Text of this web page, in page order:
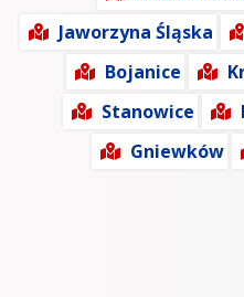
Jaworzyna Śląska
Bojanice
Stanowice
Gniewków